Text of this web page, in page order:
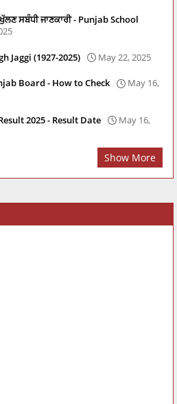
ਸਬੰਧੀ ਜਾਣਕਾਰੀ - Punjab School
Jaggi (1927-2025) May 22, 2025
Board - How to Check
May 16,
2025 - Result Date
May 16,
Show More